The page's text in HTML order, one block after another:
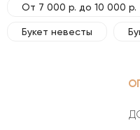
От 7 000 р. до 10 000 р.
Букет невесты